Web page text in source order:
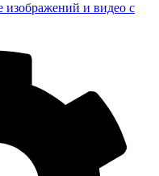
изображений и видео с